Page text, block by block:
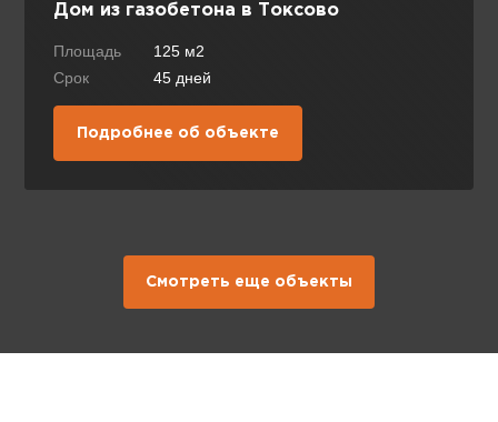
Дом из газобетона в Токсово
Площадь
125 м2
Срок
45 дней
Подробнее об объекте
Смотреть еще объекты